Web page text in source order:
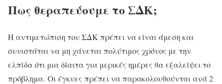
Πως θεραπεύουμε το ΣΔΚ;
Η αντιμετώπιση του ΣΔΚ πρέπει να είναι άμεση και
συνιστάται να μη χάνεται πολύτιμος χρόνος με την
ελπίδα ότι μια δίαιτα για μερικές ημέρες θα εξαλείψει το
πρόβλημα. Οι έγκυες πρέπει να παρακολουθούνται ανά 2